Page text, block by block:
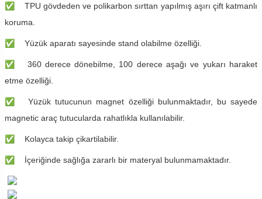
✅ TPU gövdeden ve polikarbon sırttan yapılmış aşırı çift katmanlı
koruma.
✅ Yüzük aparatı sayesinde stand olabilme özelliği.
✅ 360 derece dönebilme, 100 derece aşağı ve yukarı haraket
etme özelliği.
✅Yüzük tutucunun magnet özelliği bulunmaktadır, bu sayede
magnetic araç tutucularda rahatlıkla kullanılabilir.
✅ Kolayca takip çikartilabilir.
✅ İçeriğinde sağlığa zararlı bir materyal bulunmamaktadır.